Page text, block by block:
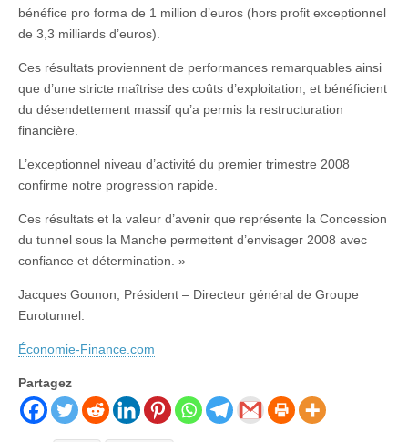
bénéfice pro forma de 1 million d’euros (hors profit exceptionnel
de 3,3 milliards d’euros).
Ces résultats proviennent de performances remarquables ainsi
que d’une stricte maîtrise des coûts d’exploitation, et bénéficient
du désendettement massif qu’a permis la restructuration
financière.
L’exceptionnel niveau d’activité du premier trimestre 2008
confirme notre progression rapide.
Ces résultats et la valeur d’avenir que représente la Concession
du tunnel sous la Manche permettent d’envisager 2008 avec
confiance et détermination. »
Jacques Gounon, Président – Directeur général de Groupe
Eurotunnel.
Économie-Finance.com
Partagez